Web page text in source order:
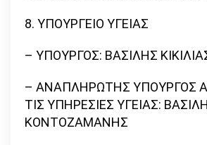
8. ΥΠΟΥΡΓΕΙΟ ΥΓΕΙΑΣ
– ΥΠΟΥΡΓΟΣ: ΒΑΣΙΛΗΣ
– ΑΝΑΠΛΗΡΩΤΗΣ ΥΠΟΥΡΓΟΣ
ΤΙΣ ΥΠΗΡΕΣΙΕΣ ΥΓΕΙΑΣ:
ΚΟΝΤΟΖΑΜΑΝΗΣ